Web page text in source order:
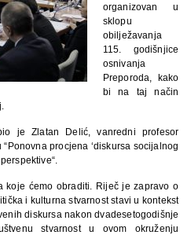
organizovan u
sklopu
obilježavanja
115. godišnjice
osnivanja
Preporoda, kako
bi na taj način
je Zlatan Delić, vanredni profesor
procjena ‘diskursa socijalnog
koje ćemo obraditi. Riječ je zapravo o
i kulturna stvarnost stavi u kontekst
diskursa nakon dvadesetogodišnje
stvarnost u ovom okruženju